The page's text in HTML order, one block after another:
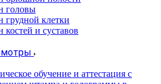
головы
грудной клетки
костей и суставов
обучение и аттестация с